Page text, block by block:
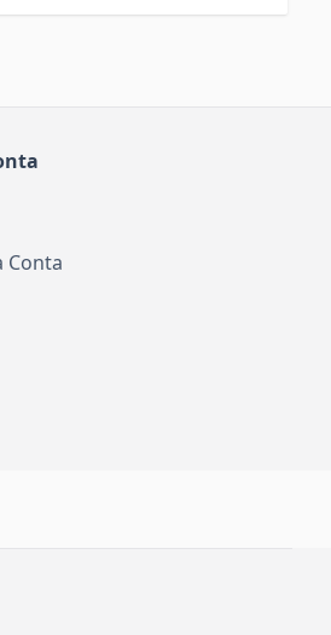
Conta